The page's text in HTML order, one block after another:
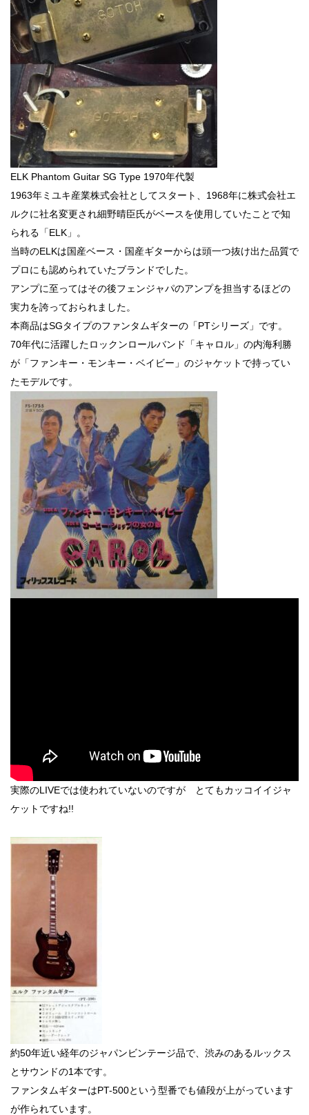
ELK Phantom Guitar SG Type 1970年代製
1963年ミユキ産業株式会社としてスタート、1968年に株式会社エ
ルクに社名変更され細野晴臣氏がベースを使用していたことで知
られる「ELK」。
当時のELKは国産ベース・国産ギターからは頭一つ抜け出た品質で
プロにも認められていたブランドでした。
アンプに至ってはその後フェンジャパのアンプを担当するほどの
実力を誇っておられました。
本商品はSGタイプのファンタムギターの「PTシリーズ」です。
70年代に活躍したロックンロールバンド「キャロル」の内海利勝
が「ファンキー・モンキー・ベイビー」のジャケットで持ってい
たモデルです。
実際のLIVEでは使われていないのですが とてもカッコイイジャ
ケットですね!!
約50年近い経年のジャパンビンテージ品で、渋みのあるルックス
とサウンドの1本です。
ファンタムギターはPT-500という型番でも値段が上がっています
が作られています。